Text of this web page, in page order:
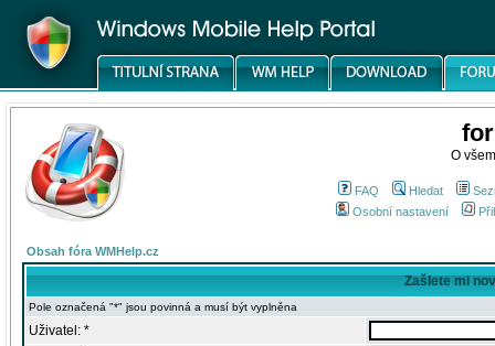
O
FAQ Hledat
Osobní nastavení
Obsah fóra WMHelp.cz
Zašlete mi
Pole označená "*" jsou povinná a musí být vyplněna
Uživatel: *